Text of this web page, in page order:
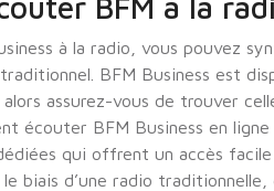
à la radio, vous pouvez
BFM Business est
assurez-vous de trouver
écouter BFM Business en
qui offrent un accès
biais d’une radio traditionnelle,